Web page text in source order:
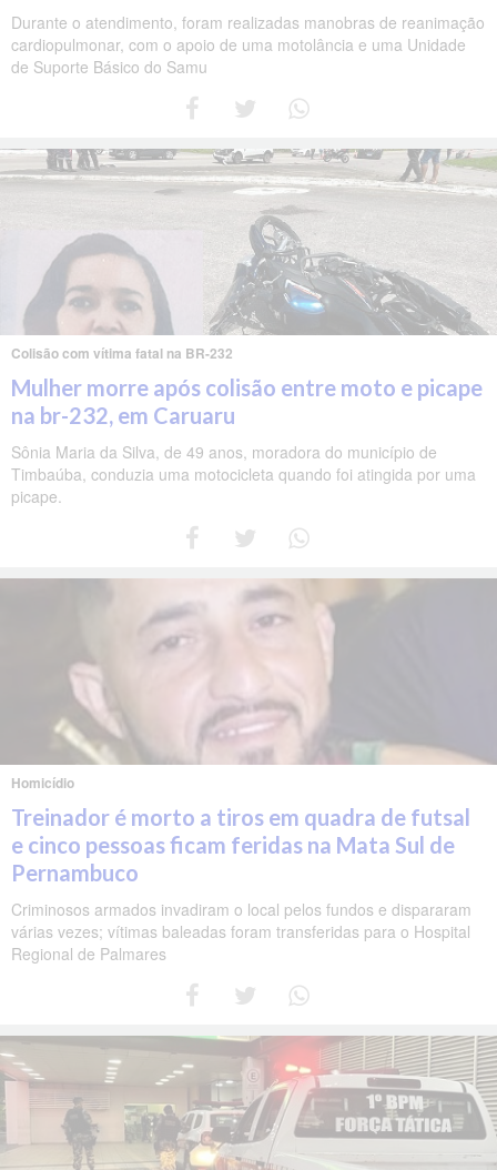
Durante o atendimento, foram realizadas manobras de reanimação
cardiopulmonar, com o apoio de uma motolância e uma Unidade
de Suporte Básico do Samu
Colisão com vítima fatal na BR-232
Mulher morre após colisão entre moto e picape
na br-232, em Caruaru
Sônia Maria da Silva, de 49 anos, moradora do município de
Timbaúba, conduzia uma motocicleta quando foi atingida por uma
picape.
Homicídio
Treinador é morto a tiros em quadra de futsal
e cinco pessoas ficam feridas na Mata Sul de
Pernambuco
Criminosos armados invadiram o local pelos fundos e dispararam
várias vezes; vítimas baleadas foram transferidas para o Hospital
Regional de Palmares